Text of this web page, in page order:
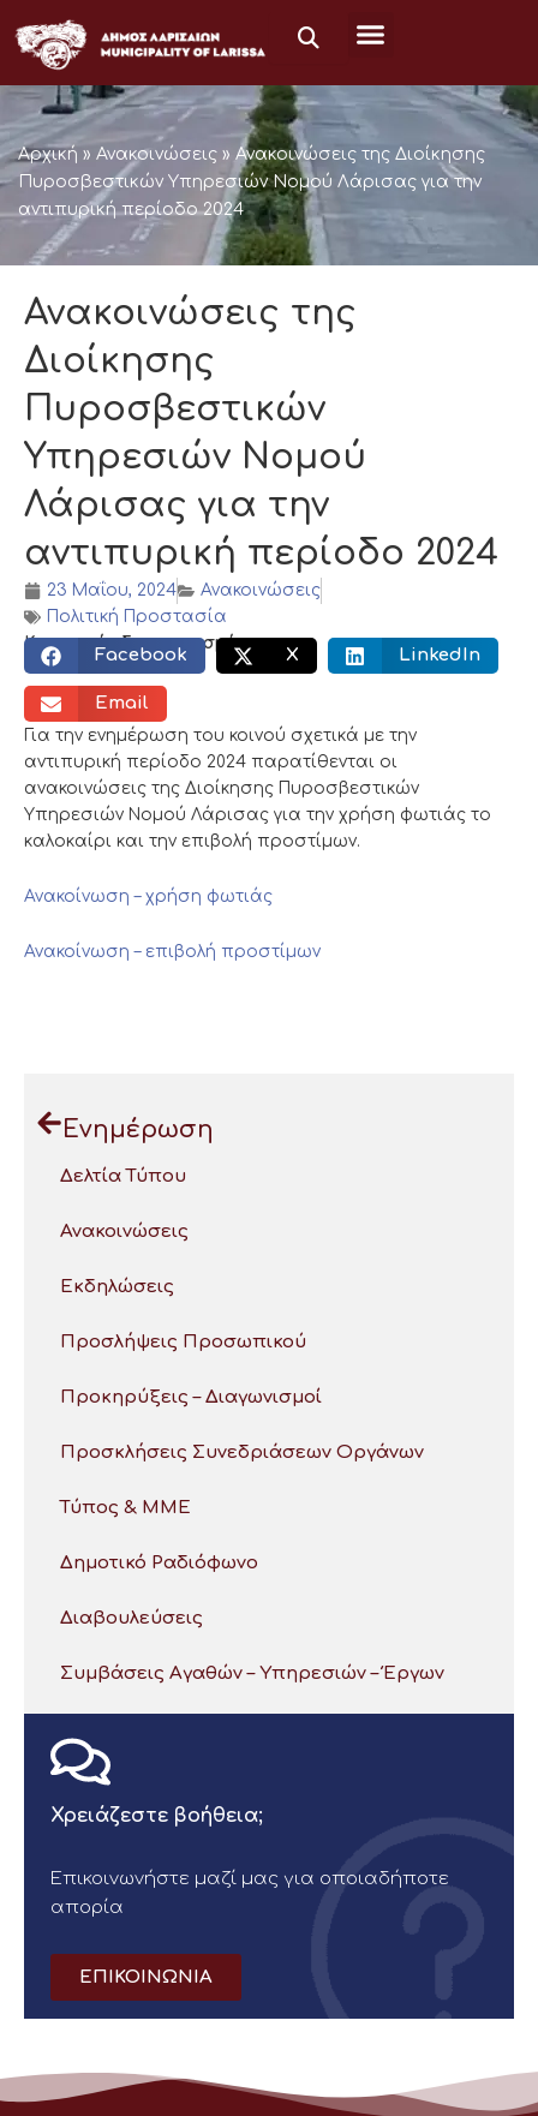
στο
περιεχόμενο
Αρχική » Ανακοινώσεις » Ανακοινώσεις της Διοίκησης
Πυροσβεστικών Υπηρεσιών Νομού Λάρισας για την
αντιπυρική περίοδο 2024
Ανακοινώσεις της
Διοίκησης
Πυροσβεστικών
Υπηρεσιών Νομού
Λάρισας για την
αντιπυρική περίοδο 2024
23 Μαΐου, 2024
Ανακοινώσεις
Πολιτική Προστασία
Κοινωνικός διαμοιρασμός:
Facebook X LinkedIn
Email
Για την ενημέρωση του κοινού σχετικά με την
αντιπυρική περίοδο 2024 παρατίθενται οι
ανακοινώσεις της Διοίκησης Πυροσβεστικών
Υπηρεσιών Νομού Λάρισας για την χρήση φωτιάς το
καλοκαίρι και την επιβολή προστίμων.
Ανακοίνωση – χρήση φωτιάς
Ανακοίνωση – επιβολή προστίμων
Ενημέρωση
Δελτία Τύπου
Ανακοινώσεις
Εκδηλώσεις
Προσλήψεις Προσωπικού
Προκηρύξεις – Διαγωνισμοί
Προσκλήσεις Συνεδριάσεων Οργάνων
Τύπος & ΜΜΕ
Δημοτικό Ραδιόφωνο
Διαβουλεύσεις
Συμβάσεις Αγαθών – Υπηρεσιών – Έργων
Χρειάζεστε βοήθεια;
Επικοινωνήστε μαζί μας για οποιαδήποτε
απορία
ΕΠΙΚΟΙΝΩΝΙΑ